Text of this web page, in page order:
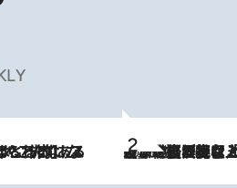
2026.8.5
【なぜ吉沢亮は「気配を消せる」のか？】興行収入208億の『国宝』を経て挑むミュージカル『ディア・エヴァン・ハンセン』。トップ俳優が舞台上でさらけ出した“孤独”とは